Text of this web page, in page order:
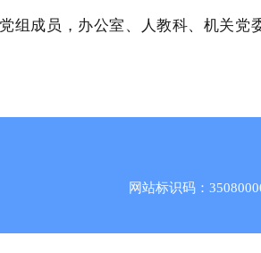
组成员，办公室、人教科、机关
网站标识码：